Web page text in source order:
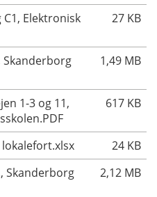
C1, Elektronisk
27 KB
Skanderborg
1,49 MB
1-3 og 11,
617 KB
24 KB
Skanderborg
2,12 MB